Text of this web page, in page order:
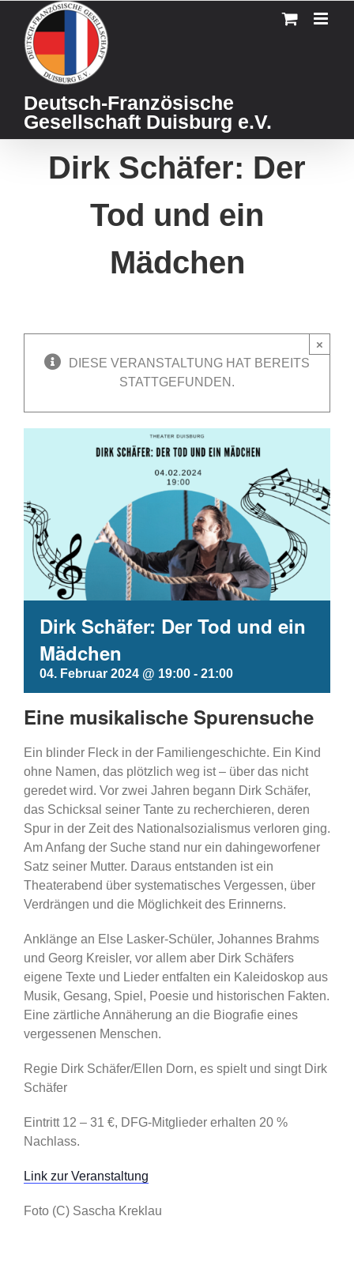
content
Deutsch-Französische
Gesellschaft Duisburg e.V.
Dirk Schäfer: Der
Tod und ein
Mädchen
DIESE VERANSTALTUNG HAT BEREITS
STATTGEFUNDEN.
×
Dirk Schäfer: Der Tod und ein
Mädchen
04. Februar 2024 @ 19:00 - 21:00
Eine musikalische Spurensuche
Ein blinder Fleck in der Familiengeschichte. Ein Kind
ohne Namen, das plötzlich weg ist – über das nicht
geredet wird. Vor zwei Jahren begann Dirk Schäfer,
das Schicksal seiner Tante zu recherchieren, deren
Spur in der Zeit des Nationalsozialismus verloren ging.
Am Anfang der Suche stand nur ein dahingeworfener
Satz seiner Mutter. Daraus entstanden ist ein
Theaterabend über systematisches Vergessen, über
Verdrängen und die Möglichkeit des Erinnerns.
Anklänge an Else Lasker-Schüler, Johannes Brahms
und Georg Kreisler, vor allem aber Dirk Schäfers
eigene Texte und Lieder entfalten ein Kaleidoskop aus
Musik, Gesang, Spiel, Poesie und historischen Fakten.
Eine zärtliche Annäherung an die Biografie eines
vergessenen Menschen.
Regie Dirk Schäfer/Ellen Dorn, es spielt und singt Dirk
Schäfer
Eintritt 12 – 31 €, DFG-Mitglieder erhalten 20 %
Nachlass.
Link zur Veranstaltung
Foto (C) Sascha Kreklau